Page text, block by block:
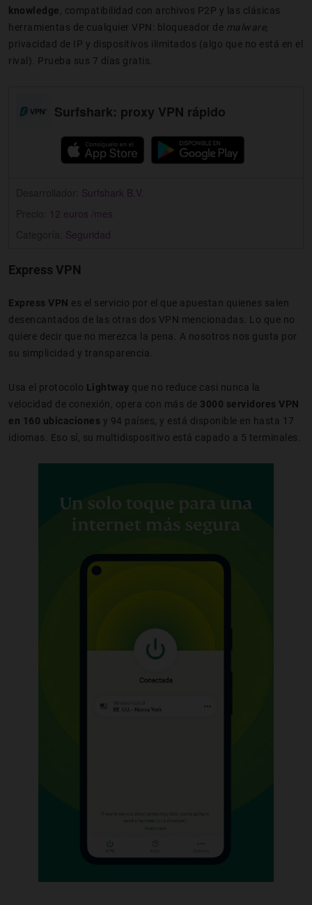
knowledge , compatibilidad con archivos P2P y las clásicas
herramientas de cualquier VPN: bloqueador de malware,
privacidad de IP y dispositivos ilimitados (algo que no está en el
rival). Prueba sus 7 días gratis.
Surfshark: proxy VPN rápido
Surfshark B.V.
12 euros /mes
Seguridad
Express VPN
Express VPN es el servicio por el que apuestan quienes salen
desencantados de las otras dos VPN mencionadas. Lo que no
quiere decir que no merezca la pena. A nosotros nos gusta por
su simplicidad y transparencia.
Usa el protocolo Lightway que no reduce casi nunca la
velocidad de conexión, opera con más de 3000 servidores VPN
en 160 ubicaciones y 94 países, y está disponible en hasta 17
idiomas. Eso sí, su multidispositivo está capado a 5 terminales.